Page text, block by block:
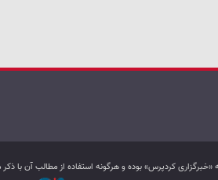
«خبرگزاری کردپرس» بوده و هرگونه استفاده از مطالب آن